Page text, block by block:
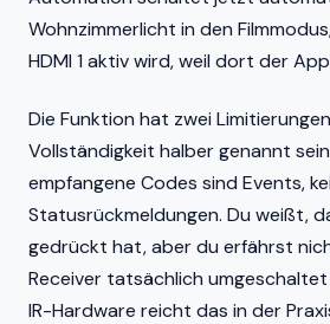
Wohnzimmerlicht in den
HDMI 1 aktiv wird, weil dort der
Die Funktion hat zwei
Vollständigkeit halber genannt
empfangene Codes sind Events,
Statusrückmeldungen. Du weißt,
gedrückt hat, aber du erfährst
Receiver tatsächlich
IR-Hardware reicht das in der